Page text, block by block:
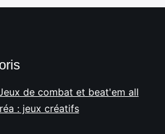
de combat et beat'em all
: jeux créatifs